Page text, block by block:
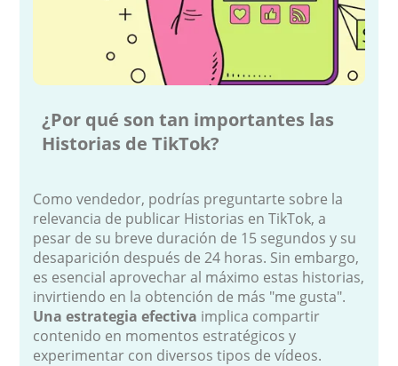
¿Por qué son tan importantes las
Historias de TikTok?
Como vendedor, podrías preguntarte sobre la
relevancia de publicar Historias en TikTok, a
pesar de su breve duración de 15 segundos y su
desaparición después de 24 horas. Sin embargo,
es esencial aprovechar al máximo estas historias,
invirtiendo en la obtención de más "me gusta".
Una estrategia efectiva implica compartir
contenido en momentos estratégicos y
experimentar con diversos tipos de vídeos.